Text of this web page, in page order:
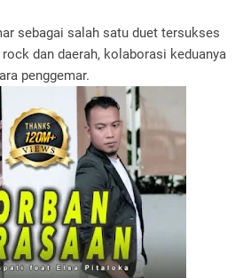
sebagai salah satu duet tersukses
dan daerah, kolaborasi keduanya
penggemar.